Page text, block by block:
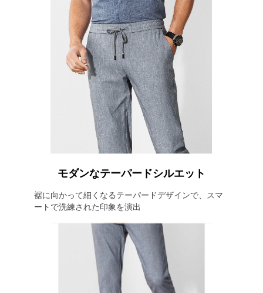
モダンなテーパードシルエット
裾に向かって細くなるテーパードデザインで、スマ
ートで洗練された印象を演出